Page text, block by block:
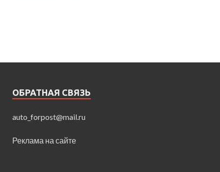
ОБРАТНАЯ СВЯЗЬ
auto_forpost@mail.ru
Реклама на сайте